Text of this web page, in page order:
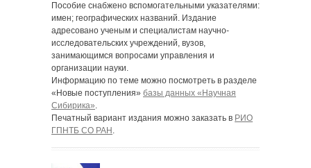
Пособие снабжено вспомогательными указателями:
имен; географических названий. Издание
адресовано ученым и специалистам научно-
исследовательских учреждений, вузов,
занимающимся вопросами управления и
организации науки.
Информацию по теме можно посмотреть в разделе
«Новые поступления» базы данных «Научная
Сибирика».
Печатный вариант издания можно заказать в РИО
ГПНТБ СО РАН .